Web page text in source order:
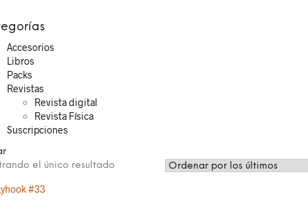
Accesorios
Libros
Packs
Revistas
Revista digital
Revista Física
Suscripciones
el único resultado